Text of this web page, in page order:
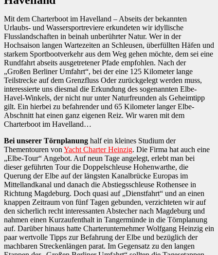
Mit dem Charterboot im Havelland – Abseits der bekannten
Urlaubs- und Wassersportreviere erkundeten wir idyllische
Flusslandschaften in beinah unberührter Natur. Wer in der
Hochsaison langen Wartezeiten an Schleusen, überfüllten Häfen und
starkem Sportbootverkehr aus dem Weg gehen möchte, dem sei eine
Rundfahrt abseits ausgetretener Pfade empfohlen. Nach der
„Großen Berliner Umfahrt“, bei der eine 125 Kilometer lange
Teilstrecke auf dem Grenzfluss Oder zurückgelegt werden muss,
interessierte uns diesmal die Erkundung des sogenannten Elbe-
Havel-Winkels, der nicht nur unter Naturfreunden als Geheimtipp
gilt. Ein hierbei zu befahrender und 65 Kilometer langer Elbe-
Abschnitt hat einen ganz eigenen Reiz. Wir waren mit dem
Charterboot im Havelland…
Bei unserer Törnplanung half ein kleines Studium der
Thementouren vonYacht Charter Heinzig. Die Firma hat auch eine
„Elbe-Tour“ Angebot. Auf neun Tage angelegt, erlebt man bei
dieser geführten Tour die Doppelschleuse Hohenwarthe, die
Querung der Elbe auf der längsten Kanalbrücke Europas im
Mittellandkanal und danach die Abstiegsschleuse Rothensee in
Richtung Magdeburg. Doch quasi auf „Dienstfahrt“ und an einen
knappen Zeitraum von fünf Tagen gebunden, verzichteten wir auf
den sicherlich recht interessanten Abstecher nach Magdeburg und
nahmen einen Kurzaufenthalt in Tangermünde in die Törnplanung
auf. Darüber hinaus hatte Charterunternehmer Wolfgang Heinzig ein
paar wertvolle Tipps zur Befahrung der Elbe und bezüglich der
machbaren Streckenlängen parat. Im Gegensatz zu den langen